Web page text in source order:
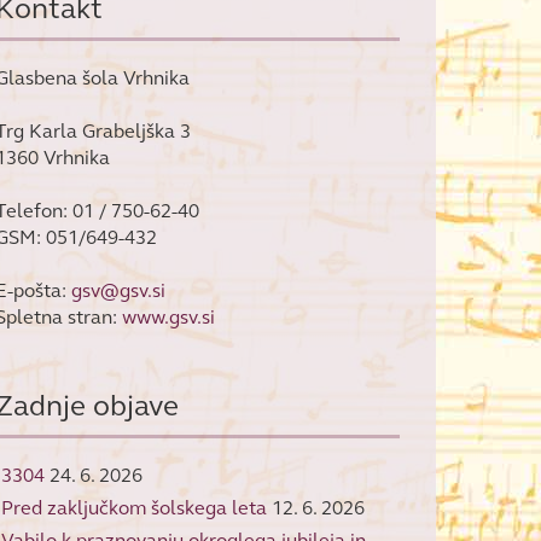
šola Vrhnika
Karla Grabeljška 3
Vrhnika
01 / 750-62-40
051/649-432
pošta: gsv@gsv.si
stran: www.gsv.si
objave
3304 24. 6. 2026
Pred zaključkom šolskega leta 12. 6. 2026